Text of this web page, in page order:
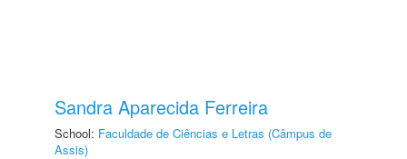
Sandra Aparecida Ferreira
School: Faculdade de Ciências e Letras (Câmpus de
Assis)